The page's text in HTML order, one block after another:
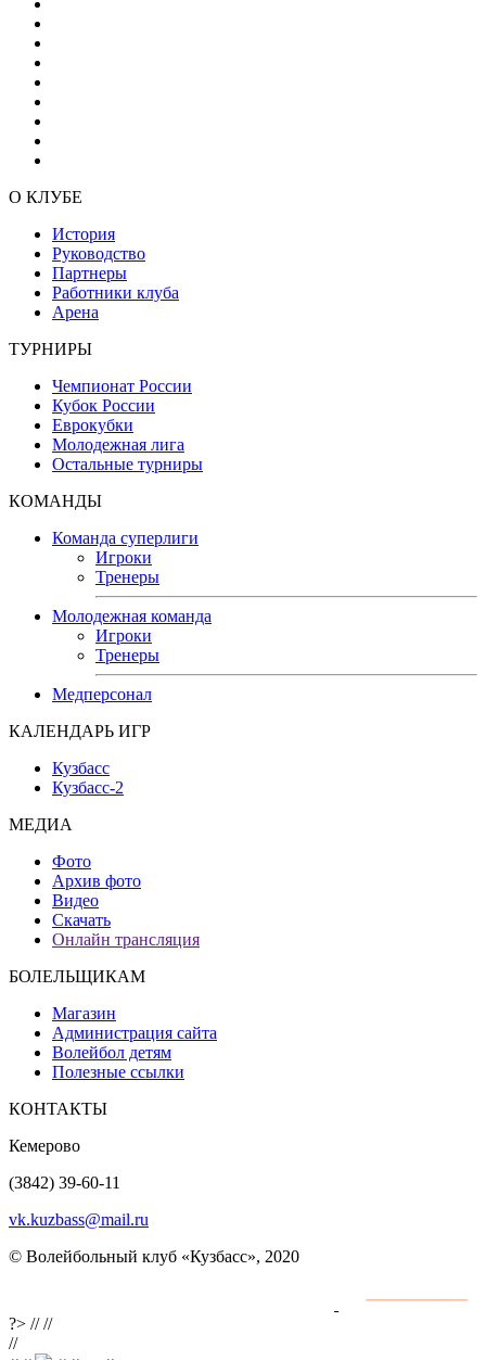
О КЛУБЕ
История
Руководство
Партнеры
Работники клуба
Арена
ТУРНИРЫ
Чемпионат России
Кубок России
Еврокубки
Молодежная лига
Остальные турниры
КОМАНДЫ
Команда суперлиги
Игроки
Тренеры
Молодежная команда
Игроки
Тренеры
Медперсонал
КАЛЕНДАРЬ ИГР
Кузбасс
Кузбасс-2
МЕДИА
Фото
Архив фото
Видео
Скачать
Онлайн трансляция
БОЛЕЛЬЩИКАМ
Магазин
Администрация сайта
Волейбол детям
Полезные ссылки
КОНТАКТЫ
Кемерово
(3842) 39-60-11
vk.kuzbass@mail.ru
© Волейбольный клуб «Кузбасс», 2020
?> ////
//